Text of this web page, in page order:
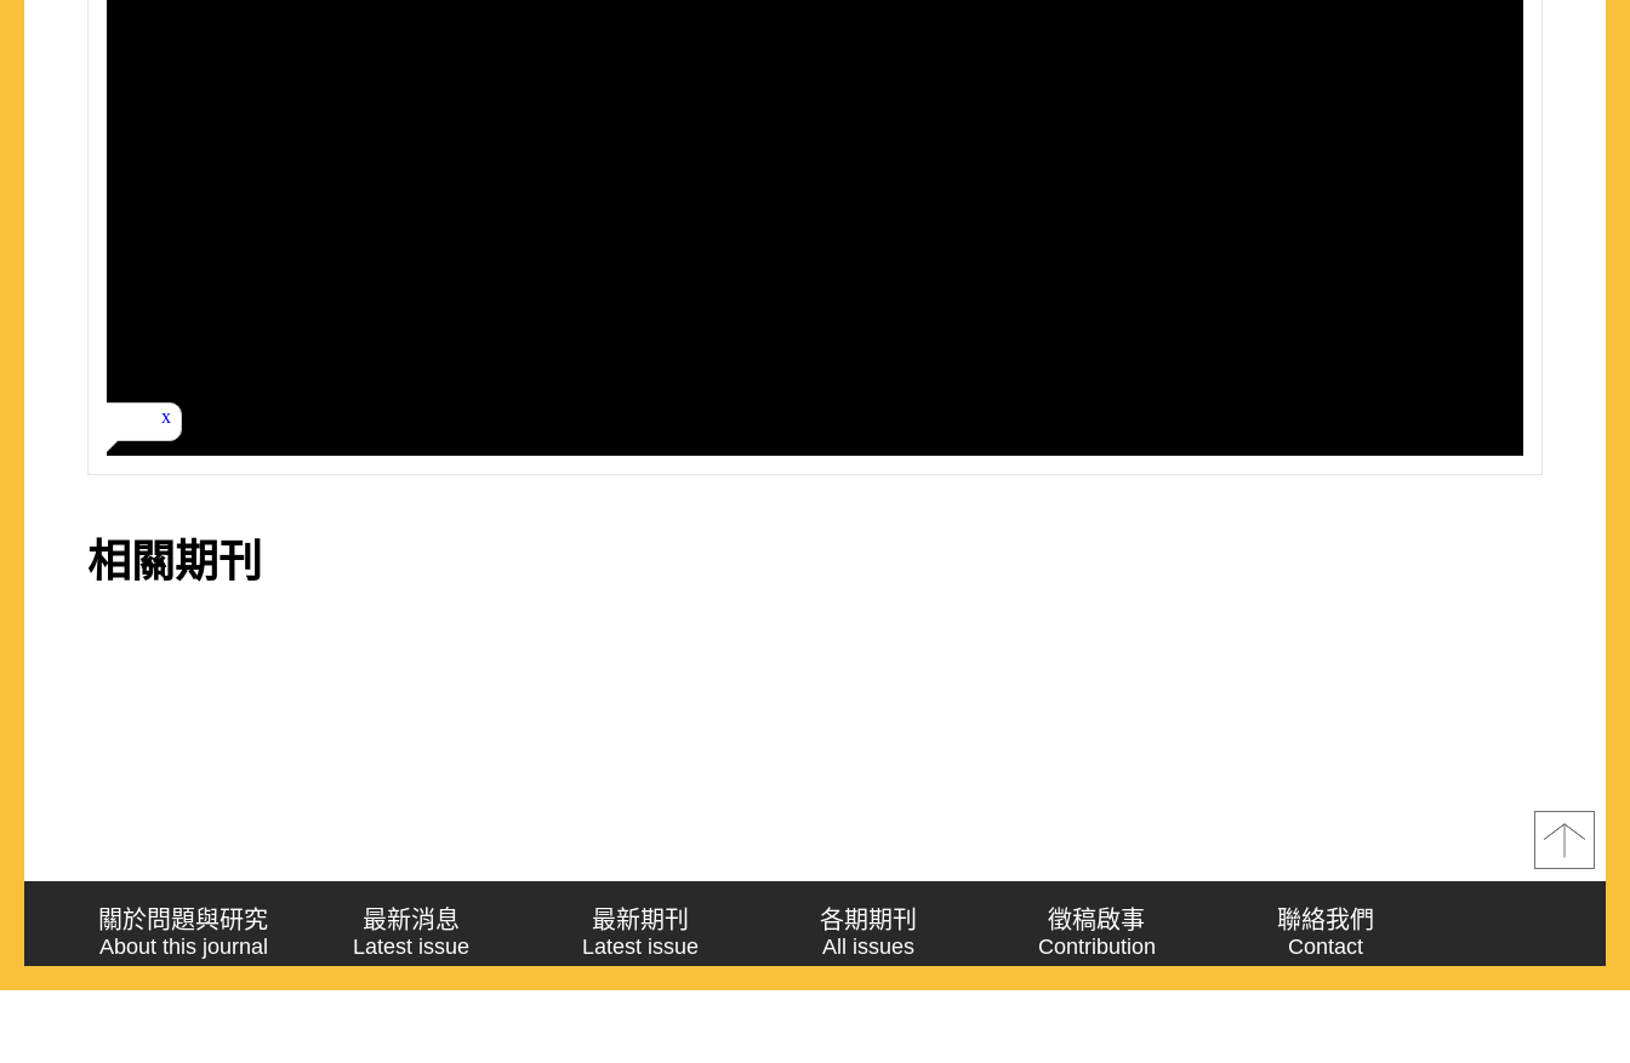
相關期刊
關於問題與研究
About this journal
最新消息
Latest issue
最新期刊
Latest issue
各期期刊
All issues
徵稿啟事
Contribution
聯絡我們
Contact